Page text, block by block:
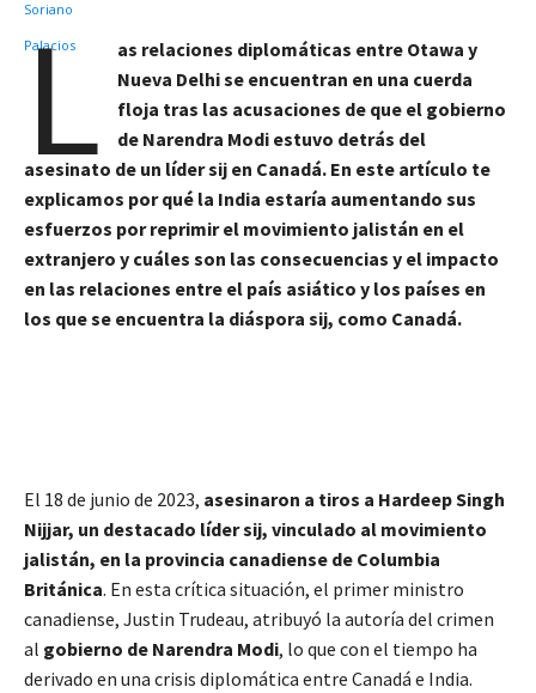
L
as relaciones diplomáticas entre Otawa y
Nueva Delhi se encuentran en una cuerda
floja tras las acusaciones de que el gobierno
de Narendra Modi estuvo detrás del
asesinato de un líder sij en Canadá. En este artículo te
explicamos por qué la India estaría aumentando sus
esfuerzos por reprimir el movimiento jalistán en el
extranjero y cuáles son las consecuencias y el impacto
en las relaciones entre el país asiático y los países en
los que se encuentra la diáspora sij, como Canadá.
El 18 de junio de 2023, asesinaron a tiros a Hardeep Singh
Nijjar, un destacado líder sij, vinculado al movimiento
jalistán, en la provincia canadiense de Columbia
Británica. En esta crítica situación, el primer ministro
canadiense, Justin Trudeau, atribuyó la autoría del crimen
al gobierno de Narendra Modi, lo que con el tiempo ha
derivado en una crisis diplomática entre Canadá e India.